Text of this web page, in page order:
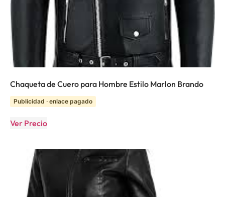
Chaqueta de Cuero para Hombre Estilo Marlon Brando
Publicidad · enlace pagado
Ver Precio